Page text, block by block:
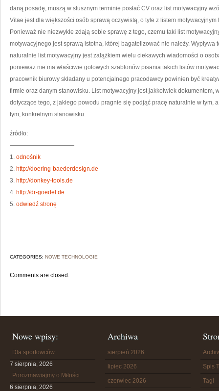
daną posadę, muszą w słusznym terminie posłać CV oraz list motywacyjny
Vitae jest dla większości osób sprawą oczywistą, o tyle z listem
Ponieważ nie niezwykle zdają sobie sprawę z tego, czemu taki list
motywacyjnego jest sprawą istotna, której bagatelizować nie należy. Wypływa
naturalnie list motywacyjny jest zalążkiem wielu ciekawych wiadomości o
ponieważ nie ma właściwie gotowych szablonów pisania takich listów
pracownik biurowy składany u potencjalnego pracodawcy powinien być
firmie oraz danym stanowisku. List motywacyjny jest jakkolwiek dokumentem,
dotyczące tego, z jakiego powodu pragnie się podjąć pracę naturalnie w tym,
tym, konkretnym stanowisku.
źródło:
———————————
1. odnośnik
2. http://doering-baederdesign.de
3. http://donkey-tools.de
4. http://dr-goedel.de
5. odwiedź stronę
CATEGORIES: NOWE TECHNOLOGIE
Comments are closed.
Nowe wpisy:
Dla sportowców
7 sierpnia, 2026
Porozmawiajmy o Miłości
6 sierpnia, 2026
Archiwa
sierpień 2026
lipiec 2026
czerwiec 2026
Spis
Tagi